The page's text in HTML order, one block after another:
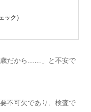
ック）
歳だから……」と不安で
不可欠であり、検査で